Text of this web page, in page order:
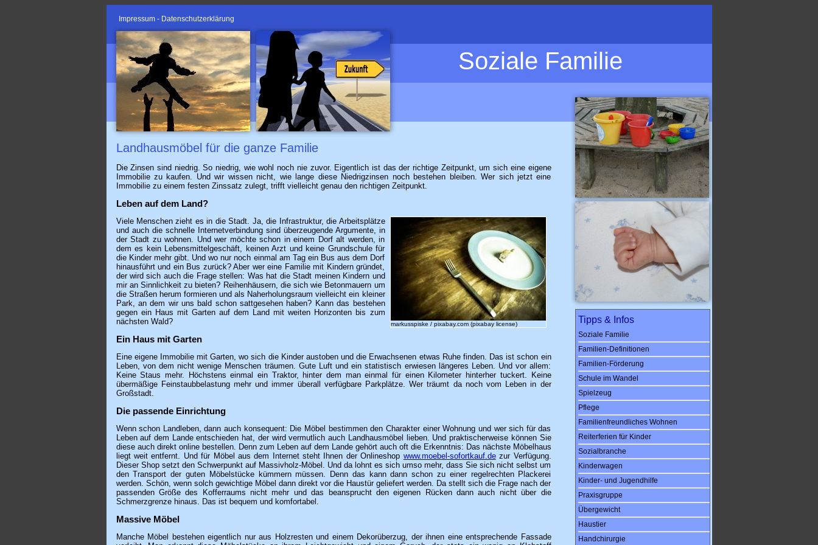
Soziale Familie
Landhausmöbel für die ganze Familie
Die Zinsen sind niedrig. So niedrig, wie wohl noch nie zuvor. Eigentlich ist das der richtige Zeitpunkt, um sich eine eigene
Immobilie zu kaufen. Und wir wissen nicht, wie lange diese Niedrigzinsen noch bestehen bleiben. Wer sich jetzt eine
Immobilie zu einem festen Zinssatz zulegt, trifft vielleicht genau den richtigen Zeitpunkt.
Leben auf dem Land?
markusspiske / pixabay.com (pixabay license)
Viele Menschen zieht es in die Stadt. Ja, die Infrastruktur, die Arbeitsplätze
und auch die schnelle Internetverbindung sind überzeugende Argumente, in
der Stadt zu wohnen. Und wer möchte schon in einem Dorf alt werden, in
dem es kein Lebensmittelgeschäft, keinen Arzt und keine Grundschule für
die Kinder mehr gibt. Und wo nur noch einmal am Tag ein Bus aus dem Dorf
hinausführt und ein Bus zurück? Aber wer eine Familie mit Kindern gründet,
der wird sich auch die Frage stellen: Was hat die Stadt meinen Kindern und
mir an Sinnlichkeit zu bieten? Reihenhäusern, die sich wie Betonmauern um
die Straßen herum formieren und als Naherholungsraum vielleicht ein kleiner
Park, an dem wir uns bald schon sattgesehen haben? Kann das bestehen
gegen ein Haus mit Garten auf dem Land mit weiten Horizonten bis zum
nächsten Wald?
Ein Haus mit Garten
Eine eigene Immobilie mit Garten, wo sich die Kinder austoben und die Erwachsenen etwas Ruhe finden. Das ist schon ein
Leben, von dem nicht wenige Menschen träumen. Gute Luft und ein statistisch erwiesen längeres Leben. Und vor allem:
Keine Staus mehr. Höchstens einmal ein Traktor, hinter dem man einmal für einen Kilometer hinterher tuckert. Keine
übermäßige Feinstaubbelastung mehr und immer überall verfügbare Parkplätze. Wer träumt da noch vom Leben in der
Großstadt.
Die passende Einrichtung
Wenn schon Landleben, dann auch konsequent: Die Möbel bestimmen den Charakter einer Wohnung und wer sich für das
Leben auf dem Lande entschieden hat, der wird vermutlich auch Landhausmöbel lieben. Und praktischerweise können Sie
diese auch direkt online bestellen. Denn zum Leben auf dem Lande gehört auch oft die Erkenntnis: Das nächste Möbelhaus
liegt weit entfernt. Und für Möbel aus dem Internet steht Ihnen der Onlineshop www.moebel-sofortkauf.dezur Verfügung.
Dieser Shop setzt den Schwerpunkt auf Massivholz-Möbel. Und da lohnt es sich umso mehr, dass Sie sich nicht selbst um
den Transport der guten Möbelstücke kümmern müssen. Denn das kann dann schon zu einer regelrechten Plackerei
werden. Schön, wenn solch gewichtige Möbel dann direkt vor die Haustür geliefert werden. Da stellt sich die Frage nach der
passenden Größe des Kofferraums nicht mehr und das beansprucht den eigenen Rücken dann auch nicht über die
Schmerzgrenze hinaus. Das ist bequem und komfortabel.
Massive Möbel
Manche Möbel bestehen eigentlich nur aus Holzresten und einem Dekorüberzug, der ihnen eine entsprechende Fassade
Tipps & Infos
Soziale Familie
Familien-Definitionen
Familien-Förderung
Schule im Wandel
Spielzeug
Pflege
Familienfreundliches Wohnen
Reiterferien für Kinder
Sozialbranche
Kinderwagen
Kinder- und Jugendhilfe
Praxisgruppe
Übergewicht
Haustier
Handchirurgie
Impressum- Datenschutzerklärung